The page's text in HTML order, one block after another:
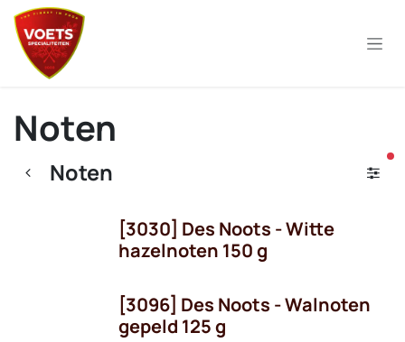
Overslaan naar inhoud
Noten
Noten
[3030] Des Noots - Witte
hazelnoten 150 g
[3096] Des Noots - Walnoten
gepeld 125 g